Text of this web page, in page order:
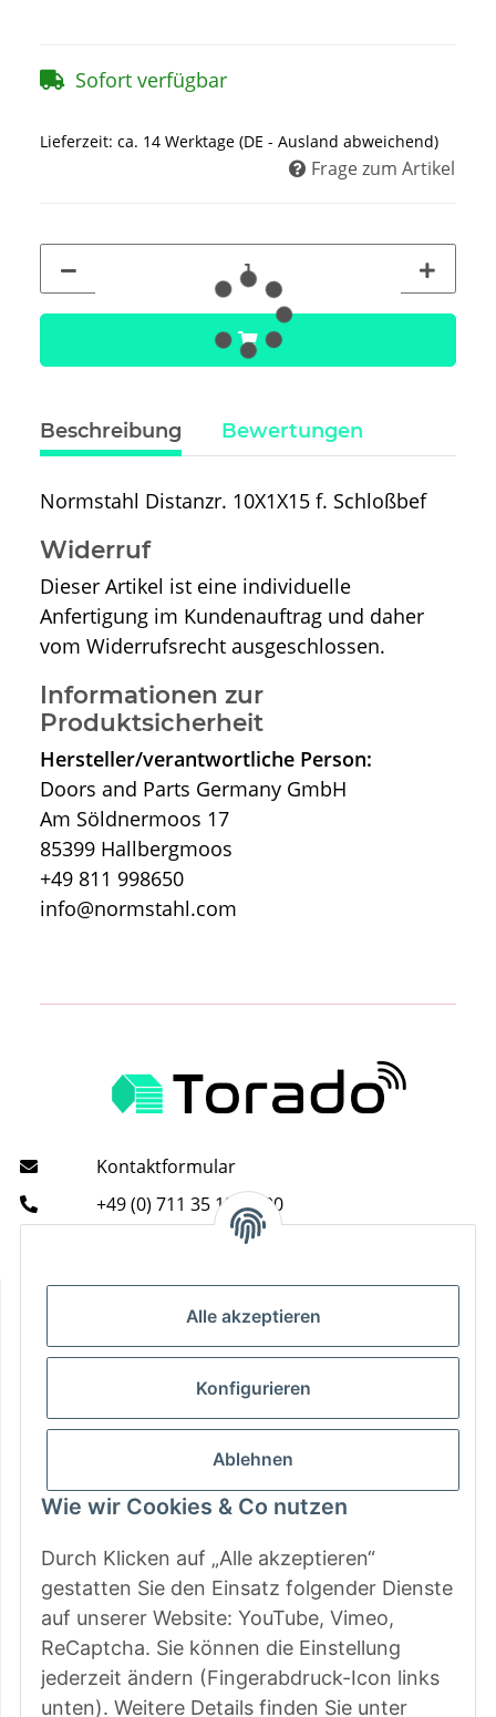
Alle akzeptieren
Konfigurieren
Ablehnen
Wie wir Cookies & Co nutzen
Durch Klicken auf „Alle akzeptieren“
gestatten Sie den Einsatz folgender Dienste
auf unserer Website: YouTube, Vimeo,
ReCaptcha. Sie können die Einstellung
jederzeit ändern (Fingerabdruck-Icon links
unten). Weitere Details finden Sie unter
Sofort verfügbar
Lieferzeit: ca. 14 Werktage (DE - Ausland abweichend)
Frage zum Artikel
Beschreibung Bewertungen
Normstahl Distanzr. 10X1X15 f. Schloßbef
Widerruf
Dieser Artikel ist eine individuelle
Anfertigung im Kundenauftrag und daher
vom Widerrufsrecht ausgeschlossen.
Informationen zur
Produktsicherheit
Hersteller/verantwortliche Person:
Doors and Parts Germany GmbH
Am Söldnermoos 17
85399 Hallbergmoos
+49 811 998650
info@normstahl.com
Kontaktformular
+49 (0) 711 35 13 16 00
Mo - Do: 9 - 13 & 14 - 16.00 Uhr
Informationen
Gesetzliche Informationen
Zahlungsarten